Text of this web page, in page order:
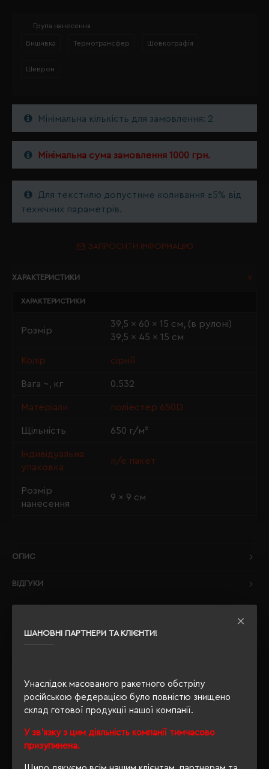
ШАНОВНІ ПАРТНЕРИ ТА КЛІЄНТИ!
Унаслідок масованого ракетного обстрілу
російською федерацією було повністю знищено
склад готової продукції нашої компанії.
У зв'язку з цим діяльність компанії тимчасово
призупинена.
Група нанесення
Вишивка Термотрансфер Шовкографія
Шеврон
Мінімальна кількість для замовлення: 2
Мінімальна сума замовлення 1000 грн.
Для текстилю допустиме коливання ±5% від
технічних параметрів.
ЗАПРОСИТИ ІНФОРМАЦІЮ
ХАРАКТЕРИСТИКИ
ХАРАКТЕРИСТИКИ
Розмір
39,5 × 60 × 15 см, (в рулоні)
39,5 × 45 × 15 см
Колір сірий
Вага ~, кг 0.532
Матеріали поліестер 650D
Щільність 650 г/м²
Індивідуальна
упаковка
п/е пакет
Розмір
нанесення
9 × 9 см
ОПИС
ВІДГУКИ